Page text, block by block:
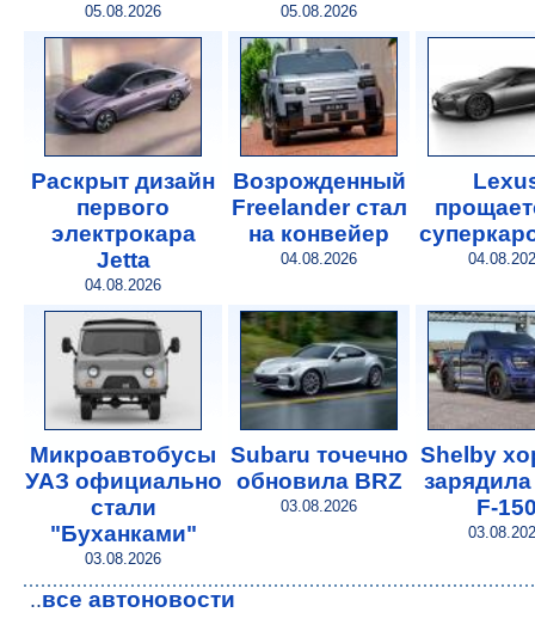
05.08.2026 05.08.2026
Раскрыт дизайн
первого
электрокара
Jetta
04.08.2026
Возрожденный
Freelander стал
на конвейер
04.08.2026
Микроавтобусы
УАЗ официально
стали
"Буханками"
03.08.2026
Subaru точечно
обновила BRZ
03.08.2026
Shelby
F-
..все автоновости